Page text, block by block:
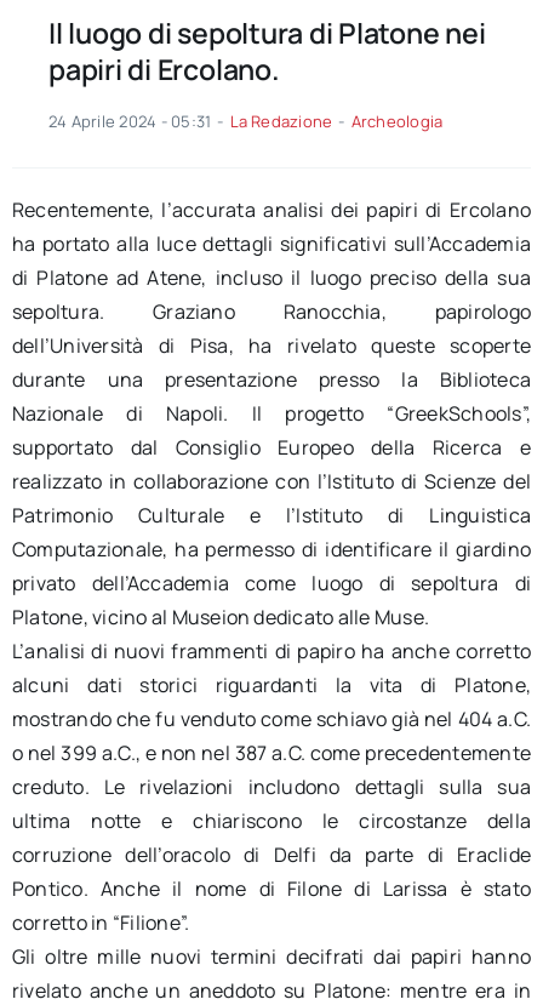
Il luogo di sepoltura di Platone nei
papiri di Ercolano.
24 Aprile 2024 - 05:31 - La Redazione - Archeologia
Recentemente, l’accurata analisi dei papiri di Ercolano
ha portato alla luce dettagli significativi sull’Accademia
di Platone ad Atene, incluso il luogo preciso della sua
sepoltura. Graziano Ranocchia, papirologo
dell’Università di Pisa, ha rivelato queste scoperte
durante una presentazione presso la Biblioteca
Nazionale di Napoli. Il progetto “GreekSchools”,
supportato dal Consiglio Europeo della Ricerca e
realizzato in collaborazione con l’Istituto di Scienze del
Patrimonio Culturale e l’Istituto di Linguistica
Computazionale, ha permesso di identificare il giardino
privato dell’Accademia come luogo di sepoltura di
Platone, vicino al Museion dedicato alle Muse.
L’analisi di nuovi frammenti di papiro ha anche corretto
alcuni dati storici riguardanti la vita di Platone,
mostrando che fu venduto come schiavo già nel 404 a.C.
o nel 399 a.C., e non nel 387 a.C. come precedentemente
creduto. Le rivelazioni includono dettagli sulla sua
ultima notte e chiariscono le circostanze della
corruzione dell’oracolo di Delfi da parte di Eraclide
Pontico. Anche il nome di Filone di Larissa è stato
corretto in “Filione”.
Gli oltre mille nuovi termini decifrati dai papiri hanno
rivelato anche un aneddoto su Platone: mentre era in